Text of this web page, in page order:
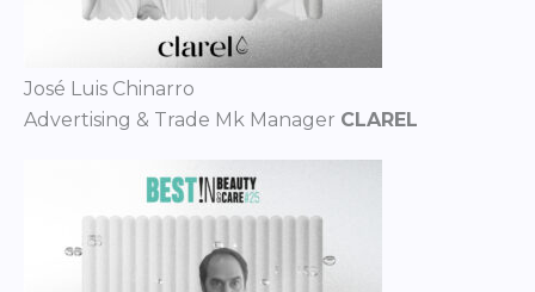
José Luis Chinarro
Advertising & Trade Mk Manager CLAREL